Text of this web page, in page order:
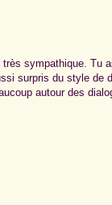
sympathique. Tu
surpris du style de
autour des